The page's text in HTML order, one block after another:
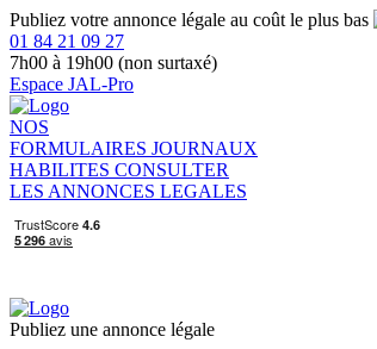
Publiez votre annonce légale au coût le plus bas
01 84 21 09 27
7h00 à 19h00 (non surtaxé)
Espace JAL-Pro
NOS
FORMULAIRES JOURNAUX
HABILITES CONSULTER
LES ANNONCES LEGALES
Publiez une annonce légale